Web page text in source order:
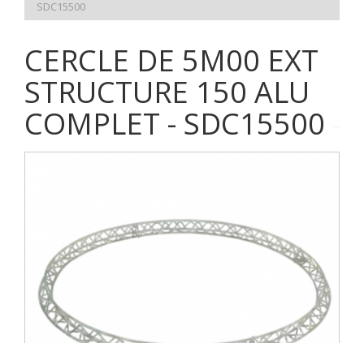
SDC15500
CERCLE DE 5M00 EXT
STRUCTURE 150 ALU
COMPLET - SDC15500